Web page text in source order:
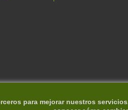
para mejorar nuestros